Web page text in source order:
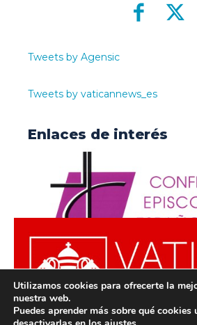
Tweets by Agensic
Tweets by vaticannews_es
Enlaces de interés
Utilizamos cookies para ofrecerte la
nuestra web.
Puedes aprender más sobre qué